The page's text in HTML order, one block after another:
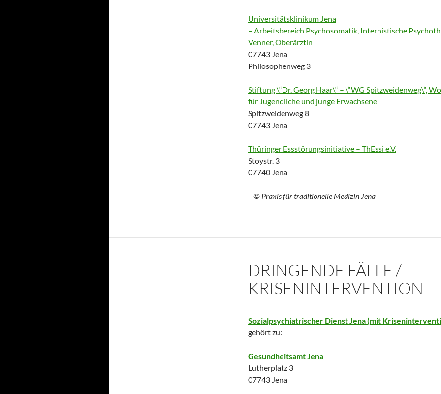
Universitätsklinikum Jena
– Arbeitsbereich Psychosomatik, Internistische
Venner, Oberärztin
07743 Jena
Philosophenweg 3
Stiftung \“Dr. Georg Haar\“ – \“WG Spitzweidenweg\“,
für Jugendliche und junge Erwachsene
Spitzweidenweg 8
07743 Jena
Thüringer Essstörungsinitiative – ThEssi e.V.
Stoystr. 3
07740 Jena
– © Praxis für traditionelle Medizin Jena –
DRINGENDE FÄLLE /
KRISENINTERVENTION
Sozialpsychiatrischer Dienst Jena (mit
gehört zu:
Gesundheitsamt Jena
Lutherplatz 3
07743 Jena